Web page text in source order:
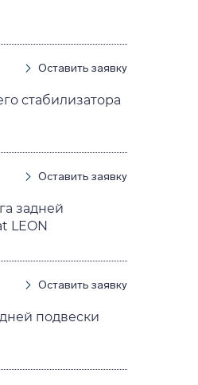
Оставить заявку
стабилизатора
Оставить заявку
задней
LEON
Оставить заявку
подвески